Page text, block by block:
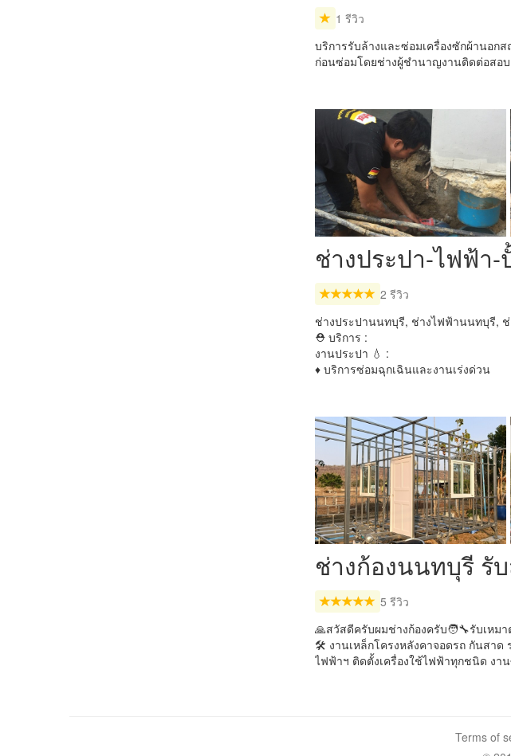
1 รีวิว
บริการรับล้างและซ่อมเครื่องซักผ้านอก
ก่อนซ่อมโดยช่างผู้ชำนาญงานติดต่อสอ
ช่างประปา-ไฟฟ้า-
2 รีวิว
ช่างประปานนทบุรี, ช่างไฟฟ้านนทบุรี,
⛑ บริการ :
งานประปา 💧 :
♦ บริการซ่อมฉุกเฉินและงานเร่งด่วน
ช่างก้องนนทบุรี รั
5 รีวิว
🙏สวัสดีครับผมช่างก้องครับ🧑‍🔧รับเหม
🛠️ งานเหล็กโครงหลังคา​จอดรถ​ กันสาด
ไฟฟ้า​ฯ ติดตั้งเครื่องใช้ไฟฟ้าทุกชนิด​ ง
Terms of